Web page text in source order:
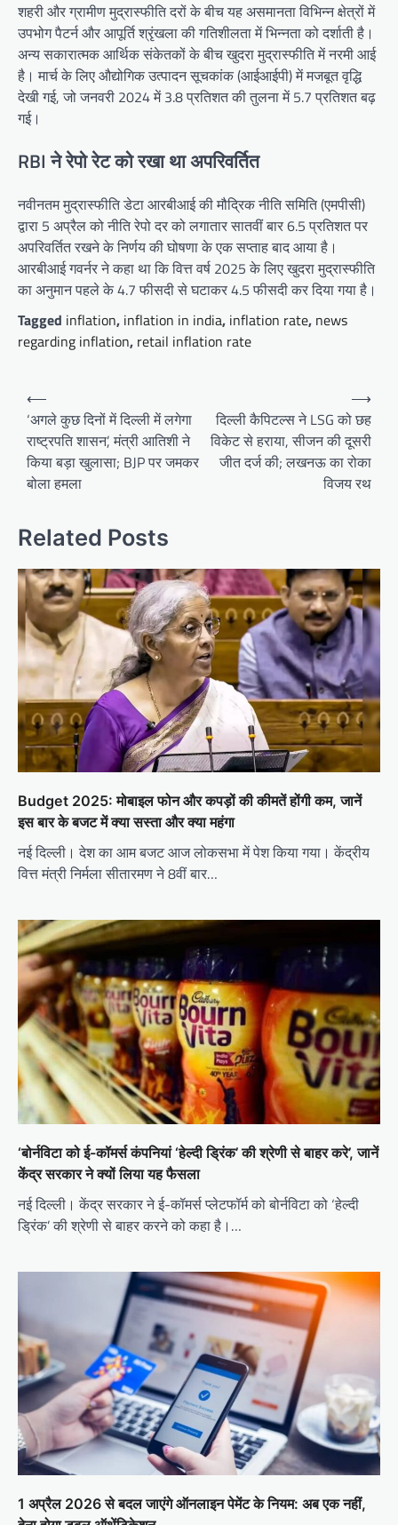
शहरी और ग्रामीण मुद्रास्फीति दरों के बीच यह असमानता विभिन्न क्षेत्रों में
उपभोग पैटर्न और आपूर्ति श्रृंखला की गतिशीलता में भिन्नता को दर्शाती है।
अन्य सकारात्मक आर्थिक संकेतकों के बीच खुदरा मुद्रास्फीति में नरमी आई
है। मार्च के लिए औद्योगिक उत्पादन सूचकांक (आईआईपी) में मजबूत वृद्धि
देखी गई, जो जनवरी 2024 में 3.8 प्रतिशत की तुलना में 5.7 प्रतिशत बढ़
गई।
RBI ने रेपो रेट को रखा था अपरिवर्तित
नवीनतम मुद्रास्फीति डेटा आरबीआई की मौद्रिक नीति समिति (एमपीसी)
द्वारा 5 अप्रैल को नीति रेपो दर को लगातार सातवीं बार 6.5 प्रतिशत पर
अपरिवर्तित रखने के निर्णय की घोषणा के एक सप्ताह बाद आया है।
आरबीआई गवर्नर ने कहा था कि वित्त वर्ष 2025 के लिए खुदरा मुद्रास्फीति
का अनुमान पहले के 4.7 फीसदी से घटाकर 4.5 फीसदी कर दिया गया है।
Tagged inflation, inflation in india, inflation rate, news
regarding inflation, retail inflation rate
Post
navigation
⟵
‘अगले कुछ दिनों में दिल्ली में लगेगा
राष्ट्रपति शासन’, मंत्री आतिशी ने
किया बड़ा खुलासा; BJP पर जमकर
बोला हमला
दिल्ली कैपिटल्स ने LSG को छह
विकेट से हराया, सीजन की दूसरी
जीत दर्ज की; लखनऊ का रोका
विजय रथ
⟶
Related Posts
Budget 2025: मोबाइल फोन और कपड़ों की कीमतें होंगी कम, जानें
इस बार के बजट में क्या सस्ता और क्या महंगा
नई दिल्ली। देश का आम बजट आज लोकसभा में पेश किया गया। केंद्रीय
वित्त मंत्री निर्मला सीतारमण ने 8वीं बार…
‘बोर्नविटा को ई-कॉमर्स कंपनियां ‘हेल्दी ड्रिंक’ की श्रेणी से बाहर करे’, जानें
केंद्र सरकार ने क्यों लिया यह फैसला
नई दिल्ली। केंद्र सरकार ने ई-कॉमर्स प्लेटफॉर्म को बोर्नविटा को ‘हेल्दी
ड्रिंक’ की श्रेणी से बाहर करने को कहा है।…
1 अप्रैल 2026 से बदल जाएंगे ऑनलाइन पेमेंट के नियम: अब एक नहीं,